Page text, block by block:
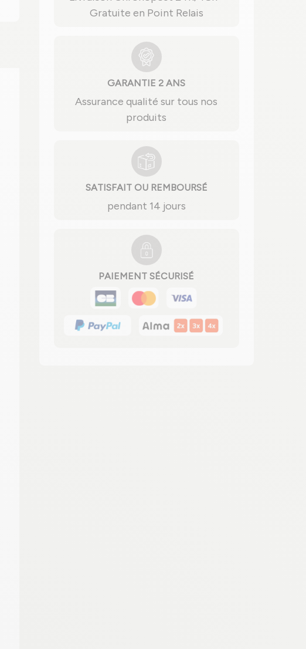
Gratuite en Point Relais
GARANTIE 2 ANS
Assurance qualité sur tous nos
produits
SATISFAIT OU REMBOURSÉ
pendant 14 jours
PAIEMENT SÉCURISÉ